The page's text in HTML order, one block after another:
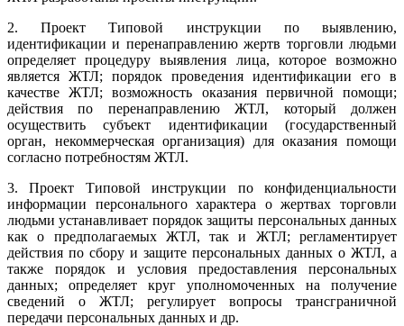
2. Проект Типовой инструкции по выявлению,
идентификации и перенаправлению жертв торговли людьми
определяет процедуру выявления лица, которое возможно
является ЖТЛ; порядок проведения идентификации его в
качестве ЖТЛ; возможность оказания первичной помощи;
действия по перенаправлению ЖТЛ, который должен
осуществить субъект идентификации (государственный
орган, некоммерческая организация) для оказания помощи
согласно потребностям ЖТЛ.
3. Проект Типовой инструкции по конфиденциальности
информации персонального характера о жертвах торговли
людьми устанавливает порядок защиты персональных данных
как о предполагаемых ЖТЛ, так и ЖТЛ; регламентирует
действия по сбору и защите персональных данных о ЖТЛ, а
также порядок и условия предоставления персональных
данных; определяет круг уполномоченных на получение
сведений о ЖТЛ; регулирует вопросы трансграничной
передачи персональных данных и др.